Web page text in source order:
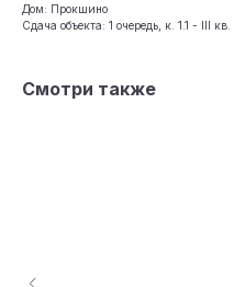
Дом: Прокшино
Сдача объекта: 1 очередь, к. 1.1 - III
Смотри также